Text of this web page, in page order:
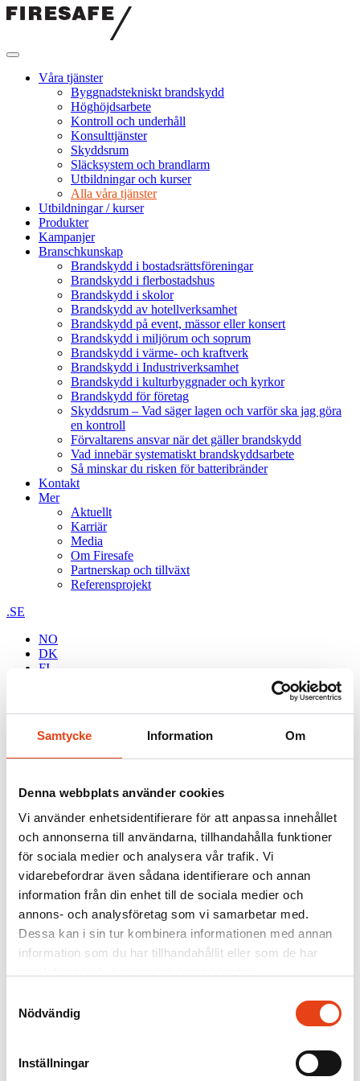
Samtycke Information Om
Denna webbplats använder cookies
Vi använder enhetsidentifierare för att anpassa innehållet
och annonserna till användarna, tillhandahålla funktioner
för sociala medier och analysera vår trafik. Vi
vidarebefordrar även sådana identifierare och annan
information från din enhet till de sociala medier och
annons- och analysföretag som vi samarbetar med.
Dessa kan i sin tur kombinera informationen med annan
information som du har tillhandahållit eller som de har
Nödvändig
Inställningar
Hoppa
Firesafe
Våra tjänster
Byggnadstekniskt brandskydd
Höghöjdsarbete
Kontroll och underhåll
Konsulttjänster
Skyddsrum
Släcksystem och brandlarm
Utbildningar och kurser
Alla våra tjänster
Utbildningar / kurser
Produkter
Kampanjer
Branschkunskap
Brandskydd i bostadsrättsföreningar
Brandskydd i flerbostadshus
Brandskydd i skolor
Brandskydd av hotellverksamhet
Brandskydd på event, mässor eller konsert
Brandskydd i miljörum och soprum
Brandskydd i värme- och kraftverk
Brandskydd i Industriverksamhet
Brandskydd i kulturbyggnader och kyrkor
Brandskydd för företag
Skyddsrum – Vad säger lagen och varför ska jag göra
en kontroll
Förvaltarens ansvar när det gäller brandskydd
Vad innebär systematiskt brandskyddsarbete
Så minskar du risken för batteribränder
Kontakt
Mer
Aktuellt
Karriär
Media
Om Firesafe
Partnerskap och tillväxt
Referensprojekt
.SE
NO
DK
FI
Produkter
Heta arbeten avser temporära arbetsplatser där aktiviteter som
svetsning, skärning, lödning, slipning och andra moment som
genererar värme eller gnistor utförs.
För att uppfylla specifika brandskyddskrav från försäkringsbolag vid
heta arbeten krävs det minst två brandsläckare med 6 kg pulver var
på plats. Släckarnas klassificering ska vara minst 34A 233B.
Vår portabla släckarvagn har en robust konstruktion med kraftiga
Den rymmer två 6-kilos brandsläckare och är utrustad med
spännband för säker fastsättning samt förvaring för brandfilt och
Innehåll: